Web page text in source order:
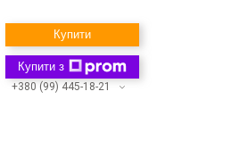
Купити
Купити з
+380 (99) 445-18-21